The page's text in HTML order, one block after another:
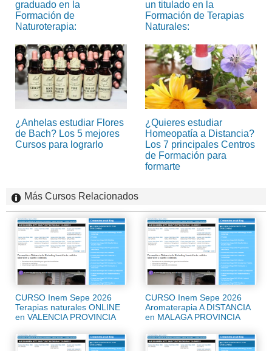
graduado en la
Formación de
Naturoterapia:
un titulado en la
Formación de Terapias
Naturales:
¿Anhelas estudiar Flores
de Bach? Los 5 mejores
Cursos para lograrlo
¿Quieres estudiar
Homeopatía a Distancia?
Los 7 principales Centros
de Formación para
formarte
Más Cursos Relacionados
CURSO Inem Sepe 2026
Terapias naturales ONLINE
en VALENCIA PROVINCIA
CURSO Inem Sepe 2026
Aromaterapia A DISTANCIA
en MALAGA PROVINCIA